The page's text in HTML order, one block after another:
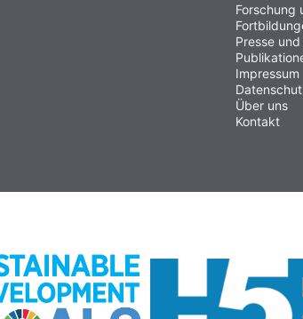
Forschung
Presse
Impressum
Über uns
Kontakt